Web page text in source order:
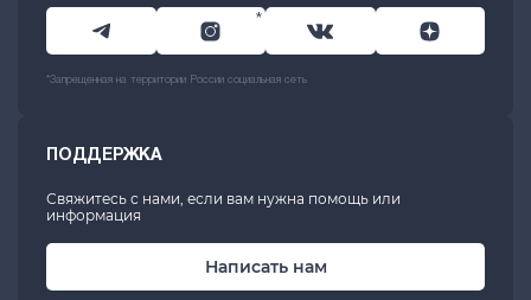
*
*Запрещенная на территории России социальная сеть
ПОДДЕРЖКА
Свяжитесь с нами, если вам нужна помощь или
информация
Написать нам